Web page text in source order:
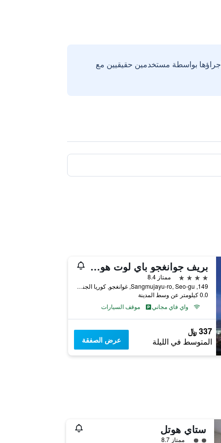
بواسطة مستخدمين حقيقيين مع
بريف جوانغجو باي لوت هوتلز فومرلي رامادا بلازا باي ويندام جوانغجو)
4 نجوم
ممتاز 8.4
149, Sangmujayu-ro, Seo-gu, غوانغجو, كوريا الجنوبية
0.0 كيلومتر عن وسط المدينة
واي فاي مجاني
موقف السيارات
337 ﷼
المتوسط في الليلة عرض الصفقة
ستاي هوتل
تقييم فئة 2
ممتاز 8.7